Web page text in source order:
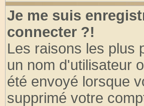
Je me suis
connecter ?!
Les raisons les plus
un nom d'utilisateur
été envoyé lorsque
supprimé votre